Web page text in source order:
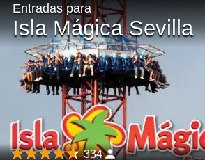
Entradas para
Isla Mágica Sevilla
334